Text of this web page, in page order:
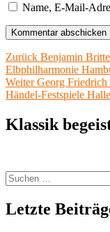
Name, E-Mail-
Zurück Vorheriger
Beitrag:
Benjamin
Elbphilharmonie
Weiter Nächster
Beitrag:
Georg Friedrich
Händel-Festspiele
Klassik
Suchen
nach:
Letzte